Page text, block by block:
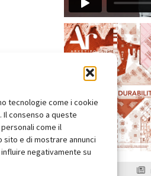
tecnologie come i cookie
consenso a queste
come il
sito e di mostrare annunci
negativamente su